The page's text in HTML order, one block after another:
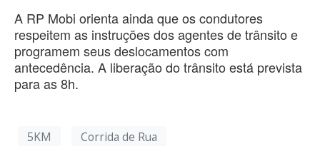
A RP Mobi orienta ainda que os condutores
respeitem as instruções dos agentes de trânsito e
programem seus deslocamentos com
antecedência. A liberação do trânsito está prevista
para as 8h.
5KM
Corrida de Rua